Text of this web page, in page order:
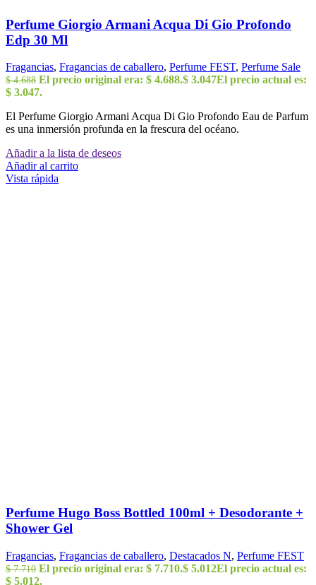
Perfume Giorgio Armani Acqua Di Gio Profondo
Edp 30 Ml
Fragancias, Fragancias de caballero, Perfume FEST, Perfume Sale
$4.688 El precio original era: $ 4.688.$ 3.047El precio actual es:
$ 3.047.
El Perfume Giorgio Armani Acqua Di Gio Profondo Eau de Parfum
es una inmersión profunda en la frescura del océano.
Añadir a la lista de deseos
Añadir al carrito
Vista rápida
Perfume Hugo Boss Bottled 100ml + Desodorante +
Shower Gel
Fragancias, Fragancias de caballero, Destacados N, Perfume FEST
$7.710 El precio original era: $ 7.710.$ 5.012El precio actual es:
$ 5.012.